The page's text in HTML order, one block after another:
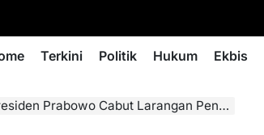
Terkini Politik Hukum Ekbis
Cabut Larangan Pengecer Jual LPG 3 Kg